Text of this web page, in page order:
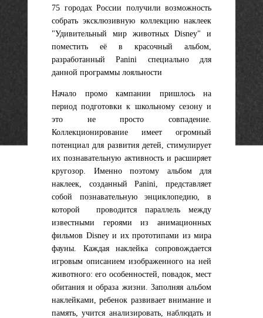
75 городах России получили возможность
собрать эксклюзивную коллекцию наклеек
"Удивительный мир животных Disney" и
поместить её в красочный альбом,
разработанный Panini специально для
данной программы лояльности
Начало промо кампании пришлось на
период подготовки к школьному сезону и
это не просто совпадение.
Коллекционирование имеет огромный
потенциал для развития детей, стимулирует
их познавательную активность и расширяет
кругозор. Именно поэтому альбом для
наклеек, созданный Panini, представляет
собой познавательную энциклопедию, в
которой проводится параллель между
известными героями из анимационных
фильмов Disney и их прототипами из мира
фауны. Каждая наклейка сопровождается
игровым описанием изображенного на ней
животного: его особенностей, повадок, мест
обитания и образа жизни. Заполняя альбом
наклейками, ребенок развивает внимание и
память, учится анализировать, наблюдать и